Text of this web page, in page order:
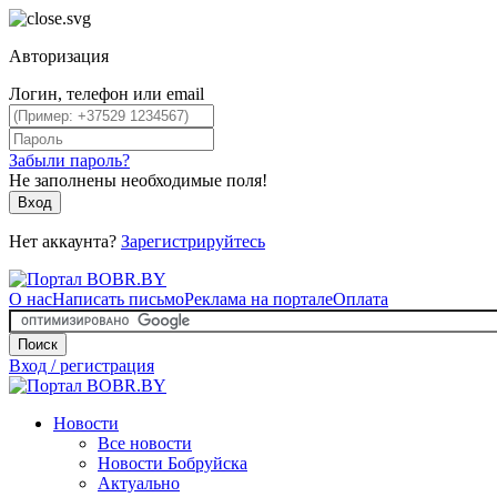
Авторизация
Логин, телефон или email
Забыли пароль?
Не заполнены необходимые поля!
Вход
Нет аккаунта? Зарегистрируйтесь
О насНаписать письмоРеклама на порталеОплата
Поиск
Вход / регистрация
Новости
Все новости
Новости Бобруйска
Актуально